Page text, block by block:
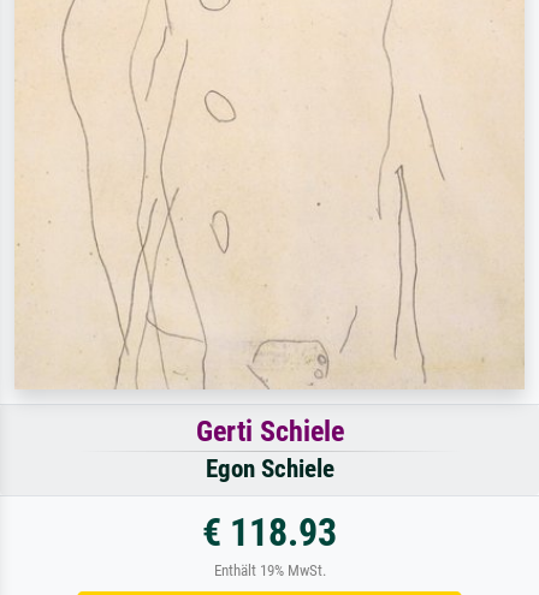
Gerti Schiele
Egon Schiele
€ 118.93
Enthält 19% MwSt.